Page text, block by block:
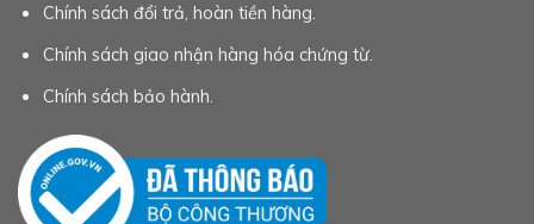
Chính sách đổi trả, hoàn tiền hàng.
Chính sách giao nhận hàng hóa chứng từ.
Chính sách bảo hành.